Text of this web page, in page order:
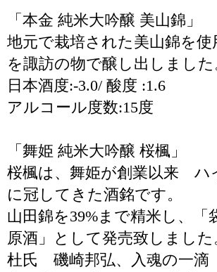
「本金 純米大吟醸 美山錦」
地元で栽培された美山錦を使
を諏訪の物で醸し出しました
日本酒度:-3.0/ 酸度 :1.6
アルコール度数:15度
「舞姫 純米大吟醸 桜楓」
桜楓は、舞姫が創業以来 ハ
に冠してきた酒銘です。
山田錦を39%まで精米し、「
原酒」として発売致しました
杜氏 磯崎邦弘、入魂の一